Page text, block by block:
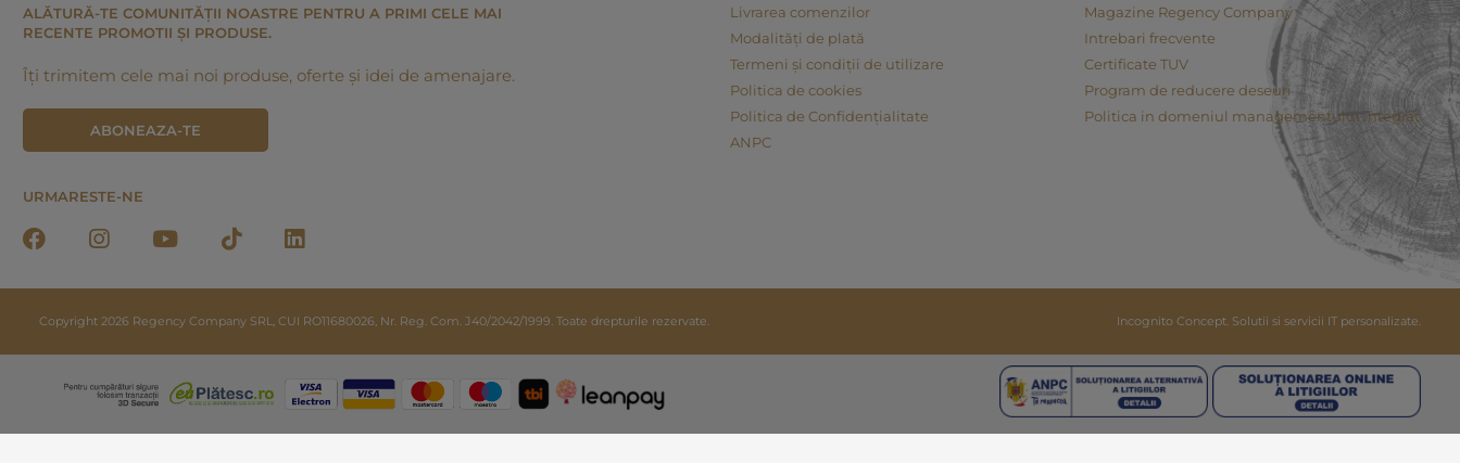
ALĂTURĂ-TE COMUNITĂȚII NOASTRE PENTRU A PRIMI CELE MAI
RECENTE PROMOTII ȘI PRODUSE.
Îți trimitem cele mai noi produse, oferte și idei de amenajare.
ABONEAZA-TE
URMARESTE-NE
Livrarea comenzilor
Modalități de plată
Termeni și condiții de utilizare
Politica de cookies
Politica de Confidențialitate
ANPC
Magazine Regency Company
Intrebari frecvente
Certificate TUV
Program de reducere deseuri
Politica in domeniul managementului integrat
Copyright 2026 Regency Company SRL, CUI RO11680026, Nr. Reg. Com. J40/2042/1999. Toate drepturile rezervate. Incognito Concept. Solutii si servicii IT personalizate.